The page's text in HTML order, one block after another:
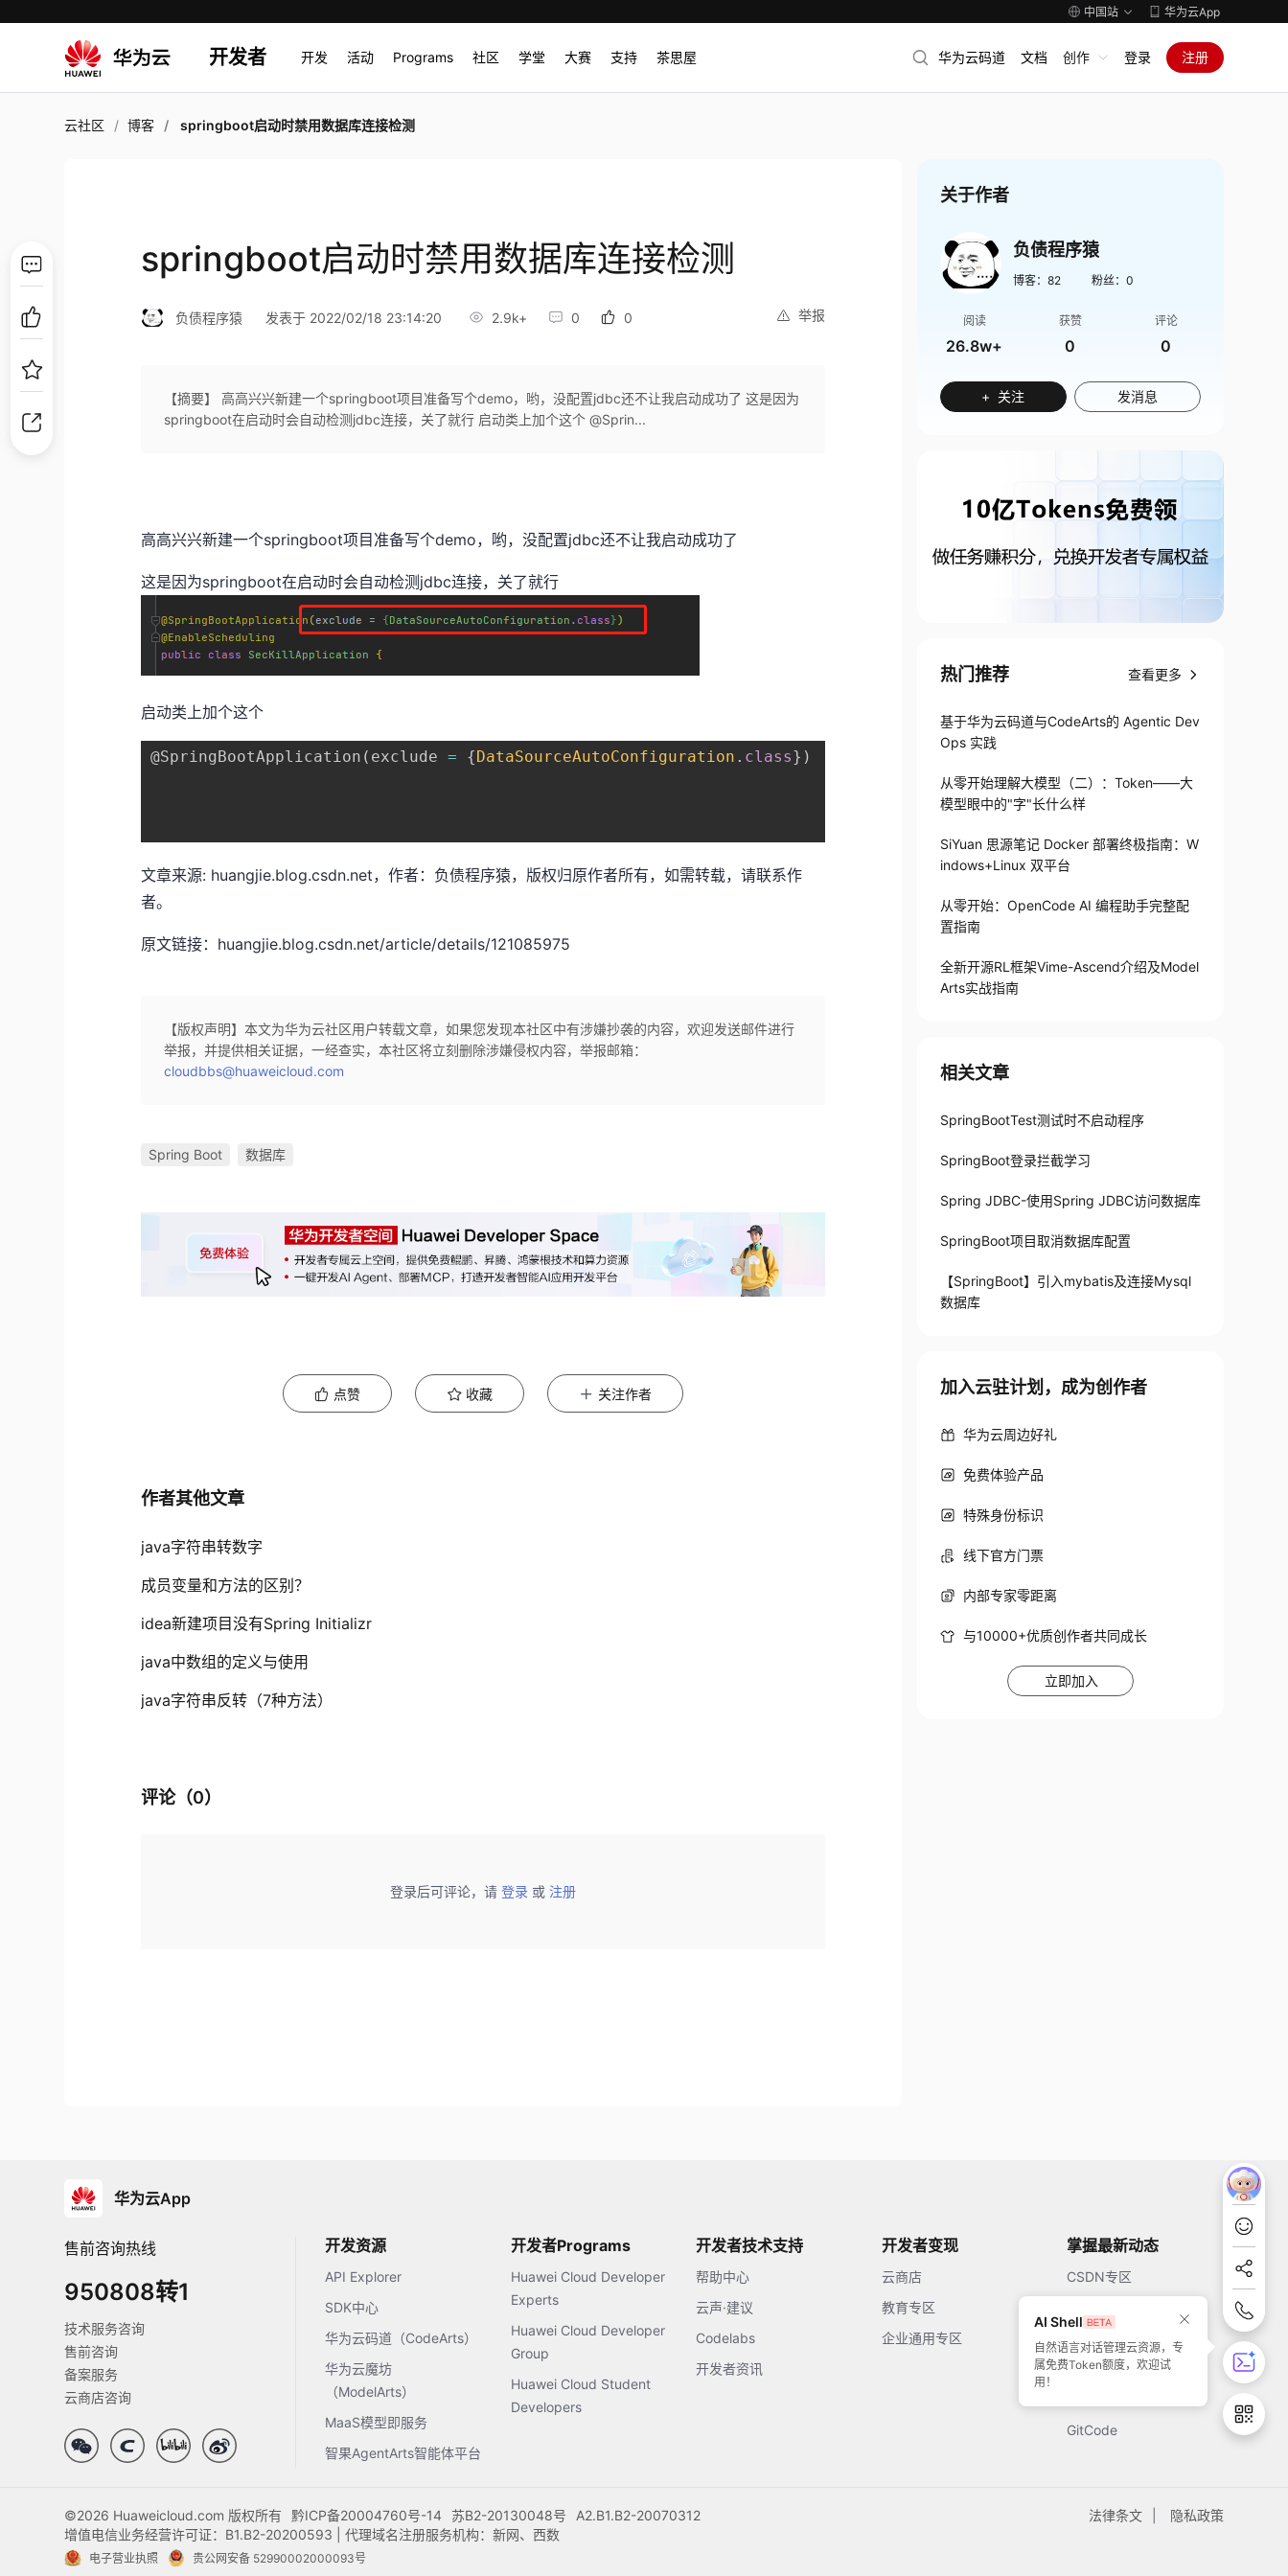
中国站 华为云App
开发者 开发 活动 Programs 社区 学堂 大赛 支持 茶思屋 华为云码道 文档 创作 登录 注册
云社区 博客 springboot启动时禁用数据库连接检测
springboot启动时禁用数据库连接检测
举报
负债程序猿 发表于 2022/02/18 23:14:20 2.9k+ 0 0
【摘要】 高高兴兴新建一个springboot项目准备写个demo，哟，没配置jdbc还不让我启动成功了 这是因为
springboot在启动时会自动检测jdbc连接，关了就行 启动类上加个这个 @Sprin...
高高兴兴新建一个springboot项目准备写个demo，哟，没配置jdbc还不让我启动成功了
这是因为springboot在启动时会自动检测jdbc连接，关了就行
启动类上加个这个
@SpringBootApplication ( exclude = {DataSourceAutoConfiguration . class} )
文章来源: huangjie.blog.csdn.net，作者：负债程序猿，版权归原作者所有，如需转载，请联系作
者。
原文链接：huangjie.blog.csdn.net/article/details/121085975
【版权声明】本文为华为云社区用户转载文章，如果您发现本社区中有涉嫌抄袭的内容，欢迎发送邮件进行
举报，并提供相关证据，一经查实，本社区将立刻删除涉嫌侵权内容，举报邮箱：
cloudbbs@huaweicloud.com
Spring Boot 数据库
点赞 收藏 关注作者
作者其他文章
java字符串转数字
成员变量和方法的区别？
idea新建项目没有Spring Initializr
java中数组的定义与使用
java字符串反转（7种方法）
评论（0）
登录后可评论，请 登录 或 注册
关于作者
负债程序猿
博客： 82 粉丝： 0
阅读
26.8w+
获赞
0
评论
0
+ 关注 发消息
热门推荐 查看更多
基于华为云码道与CodeArts的 Agentic Dev
Ops 实践
从零开始理解大模型（二）：Token——大
模型眼中的"字"长什么样
SiYuan 思源笔记 Docker 部署终极指南：W
indows+Linux 双平台
从零开始：OpenCode AI 编程助手完整配
置指南
全新开源RL框架Vime-Ascend介绍及Model
Arts实战指南
相关文章
SpringBootTest测试时不启动程序
SpringBoot登录拦截学习
Spring JDBC-使用Spring JDBC访问数据库
SpringBoot项目取消数据库配置
【SpringBoot】引入mybatis及连接Mysql
数据库
加入云驻计划，成为创作者
华为云周边好礼
免费体验产品
特殊身份标识
线下官方门票
内部专家零距离
与10000+优质创作者共同成长
立即加入
AI Shell
自然语言对话管理云资源，专
属免费Token额度，欢迎试
用！
华为云App
售前咨询热线
950808转1
技术服务咨询
售前咨询
备案服务
云商店咨询
开发资源
API Explorer
SDK中心
华为云码道（CodeArts）
华为云魔坊
（ModelArts）
MaaS模型即服务
智果AgentArts智能体平台
开发者Programs
Huawei Cloud Developer
Experts
Huawei Cloud Developer
Group
Huawei Cloud Student
Developers
开发者技术支持
帮助中心
云声·建议
Codelabs
开发者资讯
开发者变现
云商店
教育专区
企业通用专区
掌握最新动态
CSDN专区
开源中国
51CTO
GitCode
法律条文 隐私政策
©2026 Huaweicloud.com 版权所有 黔ICP备20004760号-14 苏B2-20130048号
A2.B1.B2-20070312
增值电信业务经营许可证：B1.B2-20200593 | 代理域名注册服务机构：新网、西数
电子营业执照 贵公网安备 52990002000093号